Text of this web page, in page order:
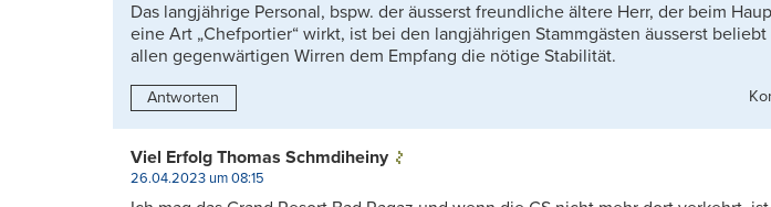
Das langjährige Personal, bspw. der äusserst freundliche ältere Herr, der beim
eine Art „Chefportier“ wirkt, ist bei den langjährigen Stammgästen äusserst
allen gegenwärtigen Wirren dem Empfang die nötige Stabilität.
Antworten
Viel Erfolg Thomas Schmdiheiny
26.04.2023 um 08:15